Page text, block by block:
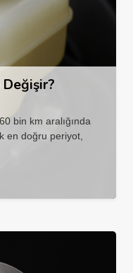
bin km aralığında
en doğru periyot,